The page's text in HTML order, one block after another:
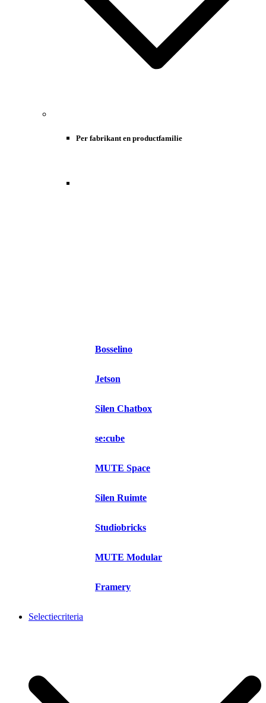
Per fabrikant en productfamilie
Bosselino
Jetson
Silen Chatbox
se:cube
MUTE Space
Silen Ruimte
Studiobricks
MUTE Modular
Framery
Selectiecriteria